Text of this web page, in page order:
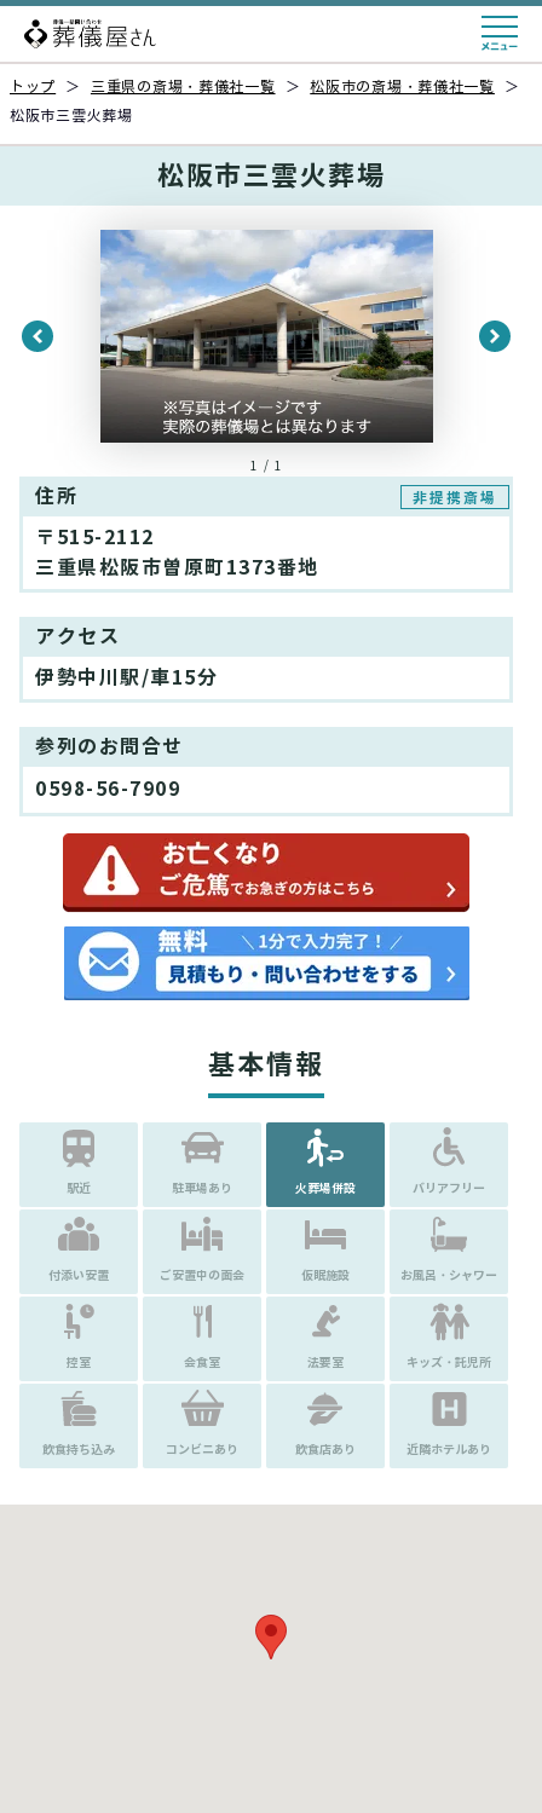
トップ ＞ 三重県の斎場・葬儀社一覧 ＞ 松阪市の斎場・葬儀社一覧
＞
松阪市三雲火葬場
松阪市三雲火葬場
1 / 1
住所 非提携斎場
〒515-2112
三重県松阪市曽原町1373番地
アクセス
伊勢中川駅/車15分
参列のお問合せ
0598-56-7909
基本情報
駅近 駐車場あり 火葬場併設 バリアフリー
付添い安置 ご安置中の面会 仮眠施設 お風呂・シャワー
控室 会食室 法要室 キッズ・託児所
飲食持ち込み コンビニあり 飲食店あり 近隣ホテルあり